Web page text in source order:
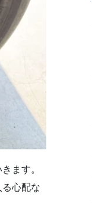
ます。
心配な